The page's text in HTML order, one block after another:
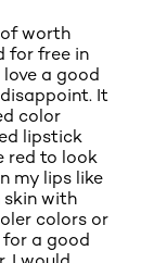
of worth
for free in
love a good
It
color
lipstick
red to look
my lips like
skin with
colors or
for a good